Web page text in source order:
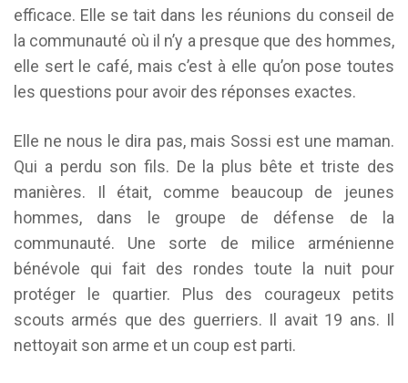
efficace. Elle se tait dans les réunions du conseil de
la communauté où il n’y a presque que des hommes,
elle sert le café, mais c’est à elle qu’on pose toutes
les questions pour avoir des réponses exactes.
Elle ne nous le dira pas, mais Sossi est une maman.
Qui a perdu son fils. De la plus bête et triste des
manières. Il était, comme beaucoup de jeunes
hommes, dans le groupe de défense de la
communauté. Une sorte de milice arménienne
bénévole qui fait des rondes toute la nuit pour
protéger le quartier. Plus des courageux petits
scouts armés que des guerriers. Il avait 19 ans. Il
nettoyait son arme et un coup est parti.